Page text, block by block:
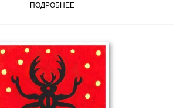
ПОДРОБНЕЕ